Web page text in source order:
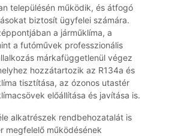
településén működik, és átfogó
biztosít ügyfelei számára.
a járműklíma, a
a futóművek professzionális
márkafüggetlenül végez
hozzátartozik az R134a és
tisztítása, az ózonos utastér
előállítása és javítása is.
alkatrészek rendbehozatalát is
megfelelő működésének